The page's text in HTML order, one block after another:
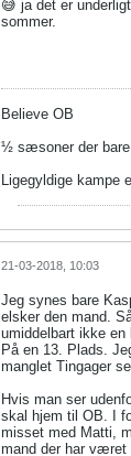
😅 ja det er
sommer.
Believe OB
½ sæsoner der
Ligegyldige kampe
21-03-2018, 10:03
Jeg synes bare
elsker den mand.
umiddelbart ikke
På en 13. Plads.
manglet Tingager
Hvis man ser
skal hjem til OB. I
misset med Matti,
mand der har været